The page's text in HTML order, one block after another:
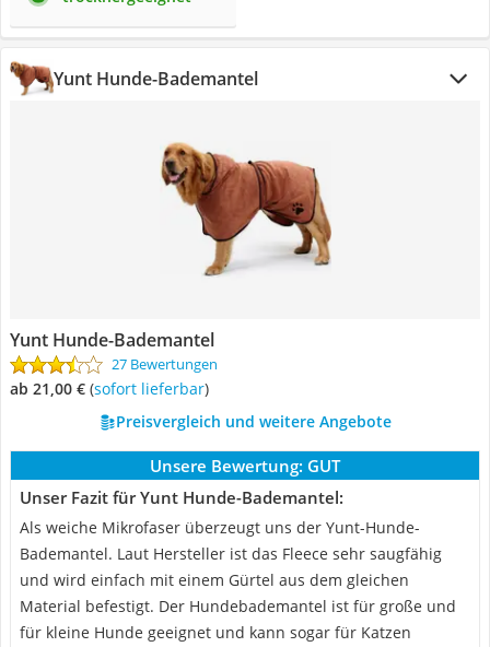
Yunt Hunde-Bademantel
Yunt Hunde-Bademantel
27 Bewertungen
ab 21,00 € ( Sofort lieferbar)
Preisvergleich und weitere Angebote
Unsere Bewertung: GUT
Unser Fazit für Yunt Hunde-Bademantel:
Als weiche Mikrofaser überzeugt uns der Yunt-Hunde-
Bademantel. Laut Hersteller ist das Fleece sehr saugfähig
und wird einfach mit einem Gürtel aus dem gleichen
Material befestigt. Der Hundebademantel ist für große und
für kleine Hunde geeignet und kann sogar für Katzen